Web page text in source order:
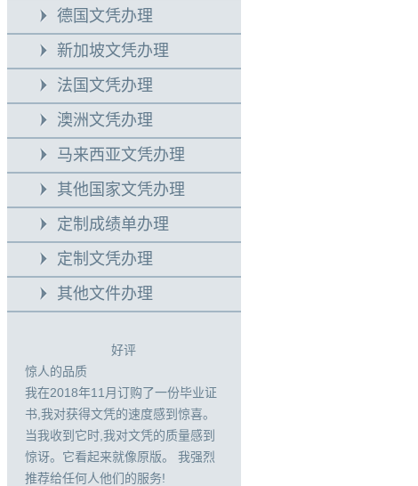
德国文凭办理
新加坡文凭办理
法国文凭办理
澳洲文凭办理
马来西亚文凭办理
其他国家文凭办理
定制成绩单办理
定制文凭办理
其他文件办理
好评
惊人的品质
我在2018年11月订购了一份毕业证
书,我对获得文凭的速度感到惊喜。
当我收到它时,我对文凭的质量感到
惊讶。它看起来就像原版。 我强烈
推荐给任何人他们的服务!